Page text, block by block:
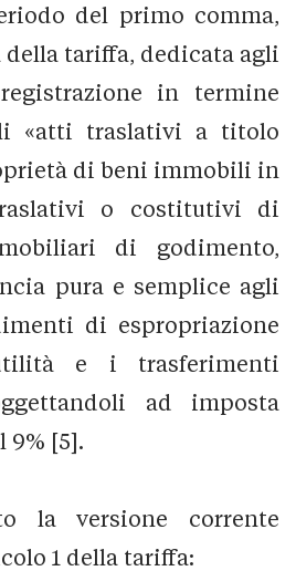
del primo comma,
tariffa, dedicata agli
in termine
«atti traslativi a titolo
di beni immobili in
o costitutivi di
di godimento,
pura e semplice agli
di espropriazione
e i trasferimenti
ad imposta
9% [5].
la versione corrente
1 della tariffa: